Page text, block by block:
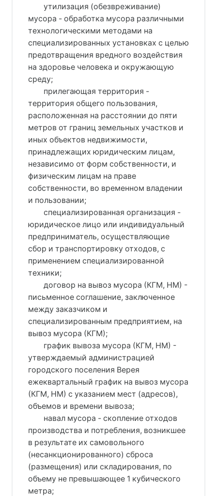
утилизация (обезвреживание)
мусора - обработка мусора различными
технологическими методами на
специализированных установках с целью
предотвращения вредного воздействия
на здоровье человека и окружающую
среду;
прилегающая территория -
территория общего пользования,
расположенная на расстоянии до пяти
метров от границ земельных участков и
иных объектов недвижимости,
принадлежащих юридическим лицам,
независимо от форм собственности, и
физическим лицам на праве
собственности, во временном владении
и пользовании;
специализированная организация -
юридическое лицо или индивидуальный
предприниматель, осуществляющие
сбор и транспортировку отходов, с
применением специализированной
техники;
договор на вывоз мусора (КГМ, НМ) -
письменное соглашение, заключенное
между заказчиком и
специализированным предприятием, на
вывоз мусора (КГМ);
график вывоза мусора (КГМ, НМ) -
утверждаемый администрацией
городского поселения Верея
ежеквартальный график на вывоз мусора
(КГМ, НМ) с указанием мест (адресов),
объемов и времени вывоза;
навал мусора - скопление отходов
производства и потребления, возникшее
в результате их самовольного
(несанкционированного) сброса
(размещения) или складирования, по
объему не превышающее 1 кубического
метра;